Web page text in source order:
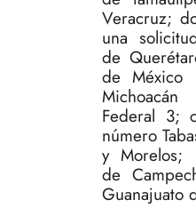
Veracruz;
una
de
de México
Federal 3;
número
y Morelos;
de
Guanajuato